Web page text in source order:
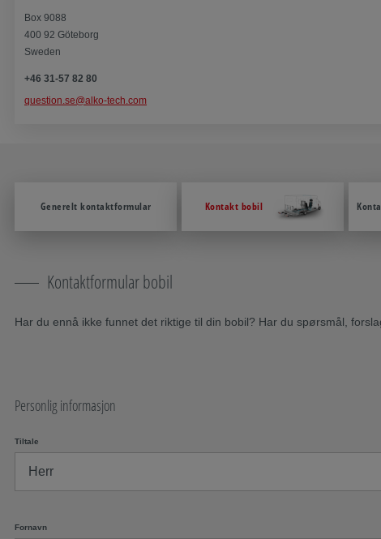
Box 9088
400 92 Göteborg
Sweden
+46 31-57 82 80
question.se@alko-tech.com
Generelt kontaktformular Kontakt bobil
Kontaktformular bobil
Har du ennå ikke funnet det riktige til din bobil? Har du spørsmål,
Personlig informasjon
Tiltale
Fornavn